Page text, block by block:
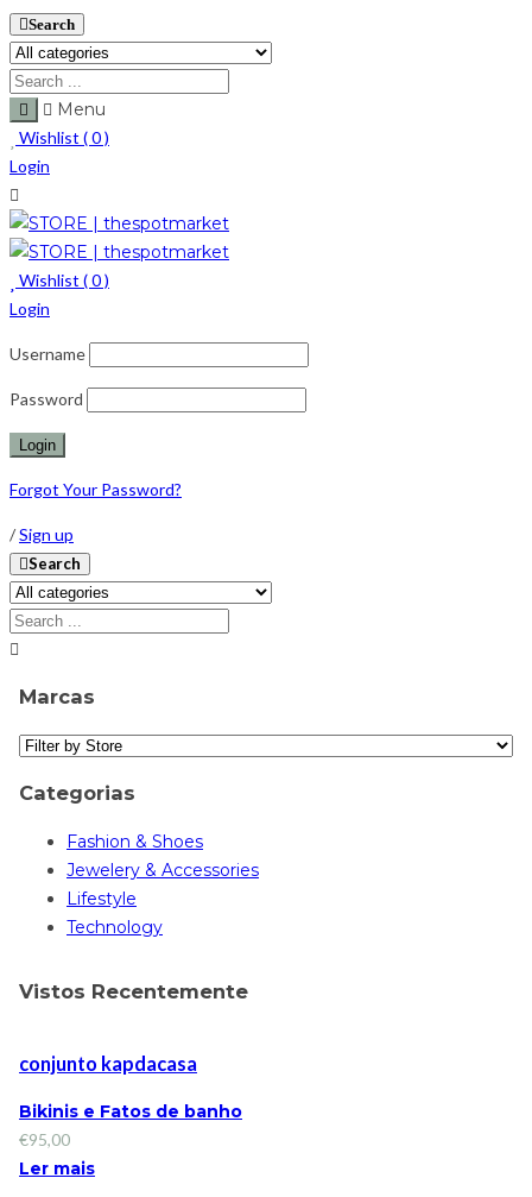
Search
Menu
Wishlist (0)
Login
Wishlist (0)
Login
Username
Password
Forgot Your Password?
/Sign up
Search
Marcas
Categorias
Fashion & Shoes
Jewelery & Accessories
Lifestyle
Technology
Vistos Recentemente
conjunto kapdacasa
Bikinis e Fatos de banho
€95,00
Ler mais